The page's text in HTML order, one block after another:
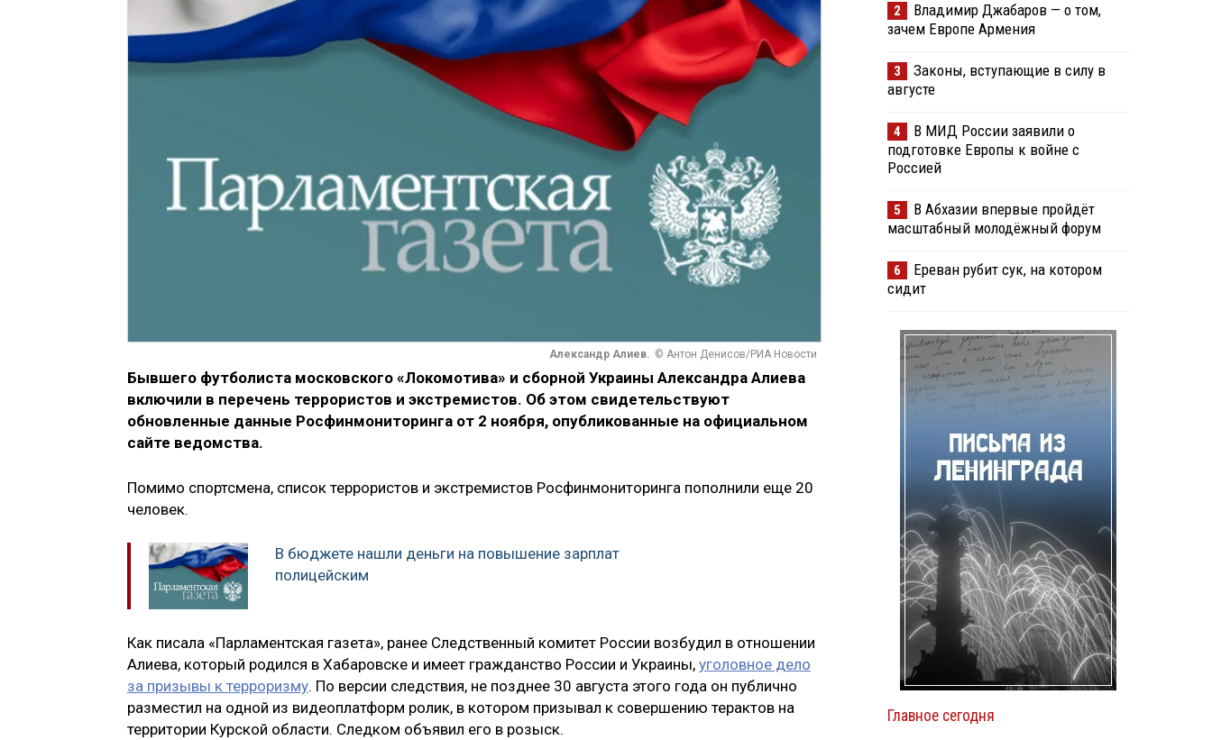
Александр Алиев. © Антон Денисов/РИА Новости
Бывшего футболиста московского «Локомотива» и сборной Украины Александра Алиева
включили в перечень террористов и экстремистов. Об этом свидетельствуют
обновленные данные Росфинмониторинга от 2 ноября, опубликованные на официальном
сайте ведомства.
Помимо спортсмена, список террористов и экстремистов Росфинмониторинга пополнили еще 20
человек.
В бюджете нашли деньги на повышение зарплат
полицейским
Как писала «Парламентская газета», ранее Следственный комитет России возбудил в отношении
Алиева, который родился в Хабаровске и имеет гражданство России и Украины, уголовное дело
за призывы к терроризму. По версии следствия, не позднее 30 августа этого года он публично
разместил на одной из видеоплатформ ролик, в котором призывал к совершению терактов на
территории Курской области. Следком объявил его в розыск.
2
Владимир Джабаров — о том,
зачем Европе Армения
3
Законы, вступающие в силу в
августе
4
В МИД России заявили о
подготовке Европы к войне с
Россией
5
В Абхазии впервые пройдёт
масштабный молодёжный форум
6
Ереван рубит сук, на котором
сидит
Главное сегодня